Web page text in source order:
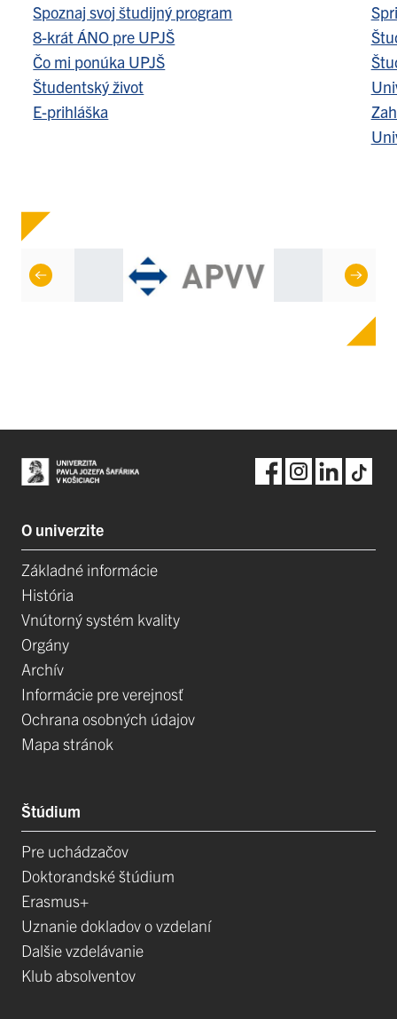
Spoznaj svoj študijný program
8-krát ÁNO pre UPJŠ
Čo mi ponúka UPJŠ
Študentský život
E-prihláška
O univerzite
Základné informácie
História
Vnútorný systém kvality
Orgány
Archív
Informácie pre verejnosť
Ochrana osobných údajov
Mapa stránok
Štúdium
Pre uchádzačov
Doktorandské štúdium
Erasmus+
Uznanie dokladov o vzdelaní
Dalšie vzdelávanie
Klub absolventov